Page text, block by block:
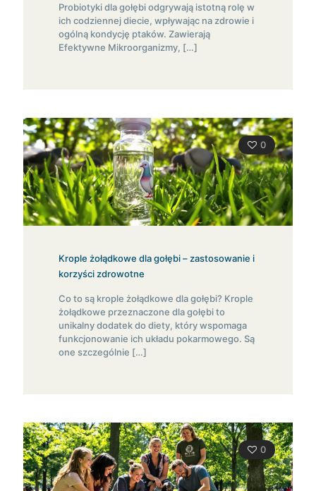
Probiotyki dla gołębi odgrywają istotną rolę w
ich codziennej diecie, wpływając na zdrowie i
ogólną kondycję ptaków. Zawierają
Efektywne Mikroorganizmy, […]
0
Krople żołądkowe dla gołębi – zastosowanie i
korzyści zdrowotne
Co to są krople żołądkowe dla gołębi? Krople
żołądkowe przeznaczone dla gołębi to
unikalny dodatek do diety, który wspomaga
funkcjonowanie ich układu pokarmowego. Są
one szczególnie […]
0